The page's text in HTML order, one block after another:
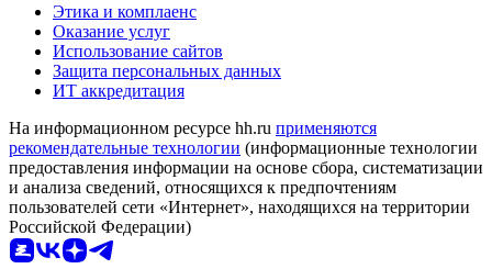
Этика и комплаенс
Оказание услуг
Использование сайтов
Защита персональных данных
ИТ аккредитация
На информационном ресурсе hh.ru применяются
рекомендательные технологии (информационные технологии
предоставления информации на основе сбора, систематизации
и анализа сведений, относящихся к предпочтениям
пользователей сети «Интернет», находящихся на территории
Российской Федерации)